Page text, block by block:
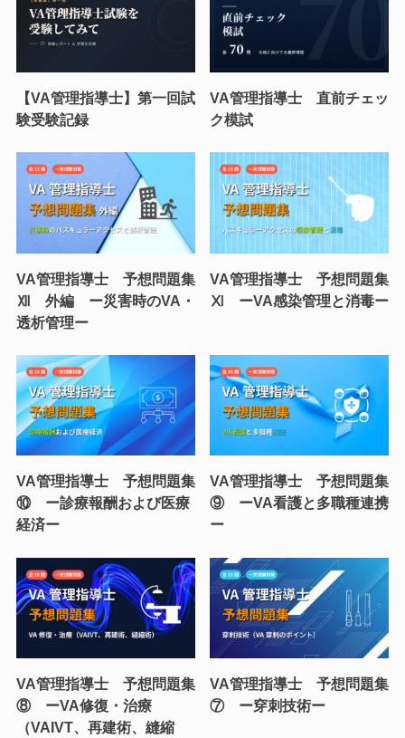
【VA管理指導士】第一回試
験受験記録
VA管理指導士 直前チェッ
ク模試
VA管理指導士 予想問題集
Ⅻ 外編 ー災害時のVA・
透析管理ー
VA管理指導士 予想問題集
Ⅺ ーVA感染管理と消毒ー
VA管理指導士 予想問題集
⑩ ー診療報酬および医療
経済ー
VA管理指導士 予想問題集
⑨ ーVA看護と多職種連携
ー
VA管理指導士 予想問題集
⑧ ーVA修復・治療
（VAIVT、再建術、縫縮
VA管理指導士 予想問題集
⑦ ー穿刺技術ー